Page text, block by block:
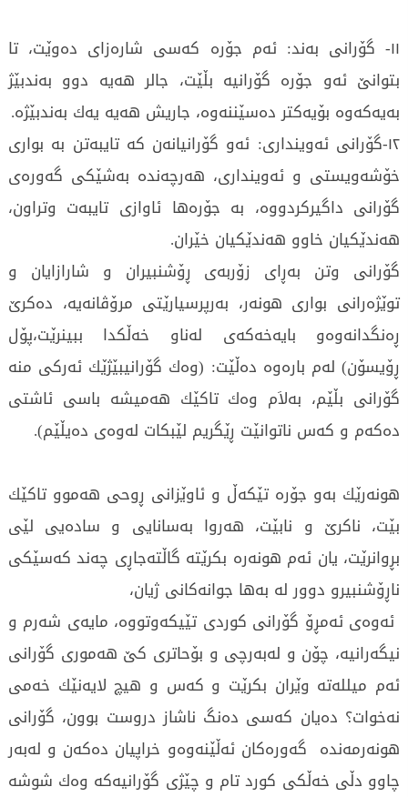
١١- گۆرانی‌ به‌ند: ئه‌م جۆره‌ كه‌سی‌ شاره‌زای‌ ده‌وێت، تا
بتوانێ‌ ئه‌و جۆره‌ گۆرانیه‌ بڵێت، جالر هه‌یه‌ دوو به‌ندبێژ
به‌یه‌كه‌وه‌ بۆیه‌كتر ده‌سێننه‌وه‌، جاریش هه‌یه‌ یه‌ك به‌ندبێژه‌.
١٢-گۆرانی‌ ئه‌وینداری‌: ئه‌و گۆرانیانه‌ن كه‌ تایبه‌تن به‌ بواری‌
خۆشه‌ویستی‌ و ئه‌وینداری‌، هه‌رچه‌نده‌ به‌شێكی‌ گه‌وره‌ی‌
گۆرانی‌ داگیركردووه‌، به‌ جۆره‌ها ئاوازی‌ تایبه‌ت وتراون،
هه‌ندێكیان خاوو هه‌ندێكیان خێران.
گۆرانی‌ وتن به‌ڕای‌ زۆربه‌ی‌ ڕۆشنبیران و شارازایان و
توێژه‌رانی‌ بواری‌ هونه‌ر، به‌رپرسیارێتی‌ مرۆڤانه‌یه‌، ده‌كرێ‌
ڕه‌نگدانه‌وه‌و بایه‌خه‌كه‌ی‌ له‌ناو خه‌ڵكدا ببینرێت،پۆل
ڕۆیسۆن) له‌م باره‌وه‌ ده‌ڵێت: (وه‌ك گۆرانیبێژێك ئه‌ركی‌ منه‌
گۆرانی‌ بڵێم، به‌لاَم وه‌ك تاكێك هه‌میشه‌ باسی‌ ئاشتی‌
ده‌كه‌م و كه‌س ناتوانێت ڕێگریم لێبكات له‌وه‌ی‌ ده‌یڵێم).
هونه‌رێك به‌و جۆره‌ تێكه‌ڵ و ئاوێزانی‌ ڕوحی‌ هه‌موو تاكێك
بێت، ناكرێ‌ و نابێت، هه‌روا به‌سانایی‌ و ساده‌یی‌ لێی‌
بڕوانرێت، یان ئه‌م هونه‌ره‌ بكرێته‌ گاڵته‌جاڕی‌ چه‌ند كه‌سێكی‌
ناڕۆشنبیرو دوور له‌ به‌ها جوانه‌كانی‌ ژیان،
ئه‌وه‌ی‌ ئه‌مڕۆ گۆرانی‌ كوردی‌ تێیكه‌وتووه‌، مایه‌ی‌ شه‌رم و
نیگه‌رانیه‌، چۆن و له‌به‌رچی‌ و بۆحاتری‌ كێ‌ هه‌موری‌ گۆرانی‌
ئه‌م میلله‌ته‌ وێران بكرێت و كه‌س و هیچ لایه‌نێك خه‌می‌
نه‌خوات؟ ده‌یان كه‌سی‌ ده‌نگ ناشاز دروست بوون، گۆرانی‌
هونه‌رمه‌نده‌ گه‌وره‌كان ئه‌ڵێنه‌وه‌و خراپیان ده‌كه‌ن و له‌به‌ر
چاوو دڵی‌ خه‌ڵكی‌ كورد تام و چێژی‌ گۆرانیه‌كه‌ وه‌ك شوشه‌